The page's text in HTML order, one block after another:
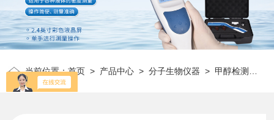
当前位置：首页 > 产品中心 >分子生物仪器 > 甲醇检测流加控制器